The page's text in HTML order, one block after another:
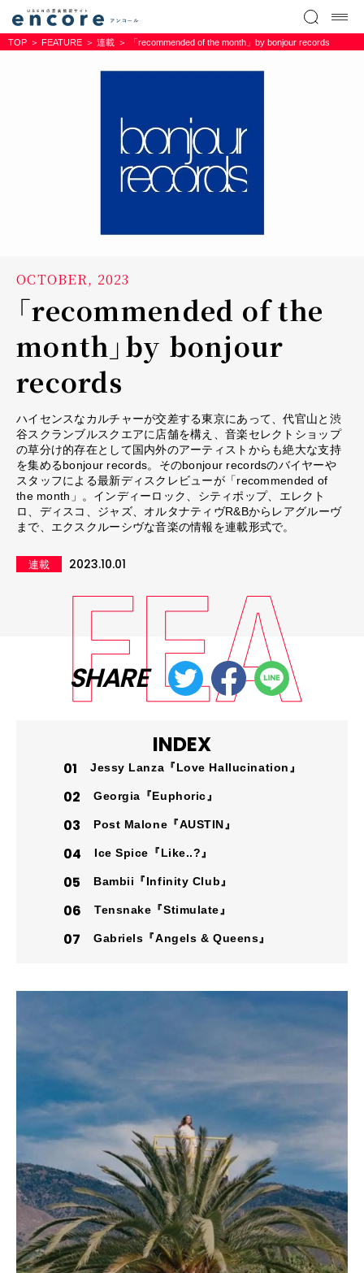
TOP FEATURE 連載 「recommended of the month」by bonjour records
OCTOBER, 2023
「recommended of the
month」by bonjour
records
ハイセンスなカルチャーが交差する東京にあって、代官山と渋
谷スクランブルスクエアに店舗を構え、音楽セレクトショップ
の草分け的存在として国内外のアーティストからも絶大な支持
を集めるbonjour records。そのbonjour recordsのバイヤーや
スタッフによる最新ディスクレビューが「recommended of
the month」。インディーロック、シティポップ、エレクト
ロ、ディスコ、ジャズ、オルタナティヴR&Bからレアグルーヴ
まで、エクスクルーシヴな音楽の情報を連載形式で。
連載 2023.10.01
SHARE
INDEX
Jessy Lanza『Love Hallucination』
Georgia『Euphoric』
Post Malone『AUSTIN』
Ice Spice『Like..?』
Bambii『Infinity Club』
Tensnake『Stimulate』
Gabriels『Angels & Queens』